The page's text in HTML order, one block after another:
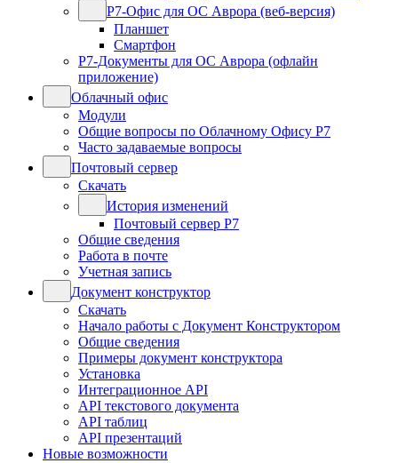
Р7-Офис для ОС Аврора (веб-версия)
Планшет
Смартфон
Р7-Документы для ОС Аврора (офлайн
приложение)
Облачный офис
Модули
Общие вопросы по Облачному Офису Р7
Часто задаваемые вопросы
Почтовый сервер
Скачать
История изменений
Почтовый сервер Р7
Общие сведения
Работа в почте
Учетная запись
Документ конструктор
Скачать
Начало работы с Документ Конструктором
Общие сведения
Примеры документ конструктора
Установка
Интеграционное API
API текстового документа
API таблиц
API презентаций
Новые возможности